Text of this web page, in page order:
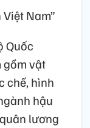
Nam”
Quốc
gồm vật
chế, hình
hậu
lương